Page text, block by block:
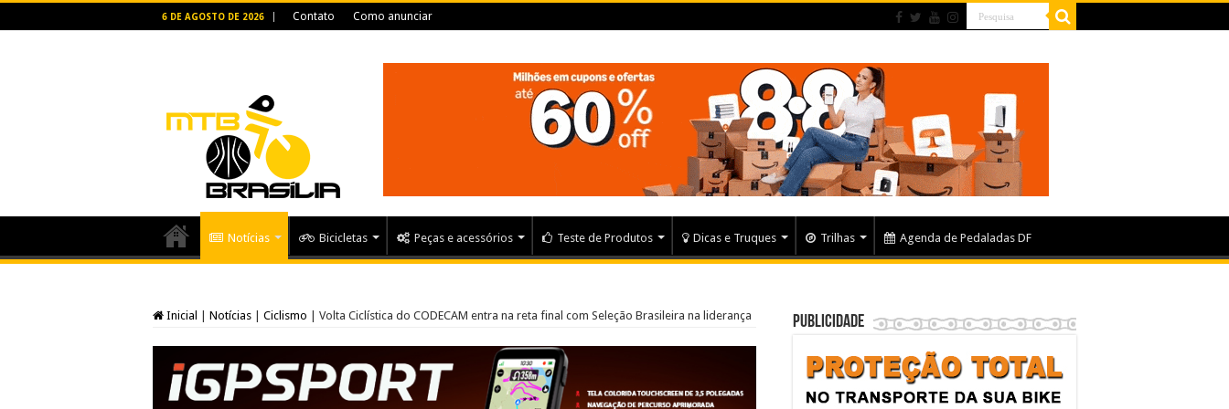
6 DE AGOSTO DE 2026 Contato Como anunciar
Notícias Bicicletas Peças e acessórios Teste de Produtos Dicas e Truques Trilhas Agenda de Pedaladas DF
Inicial Notícias Ciclismo Volta Ciclística do CODECAM entra na reta final com Seleção Brasileira na liderança Publicidade